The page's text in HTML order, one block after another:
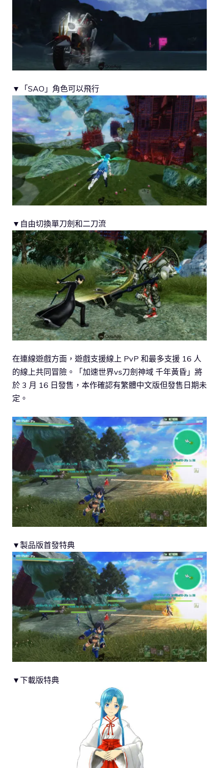
▼「SAO」角色可以飛行
▼自由切換單刀劍和二刀流
在連線遊戲方面，遊戲支援線上 PvP 和最多支援 16 人
的線上共同冒險。「加速世界vs刀劍神域 千年黃昏」將
於 3 月 16 日發售，本作確認有繁體中文版但發售日期未
定。
▼製品版首發特典
▼下載版特典